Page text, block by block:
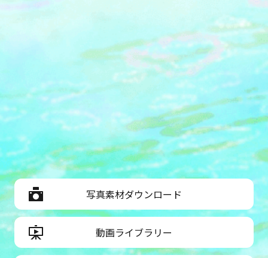
写真素材ダウンロード
動画ライブラリー